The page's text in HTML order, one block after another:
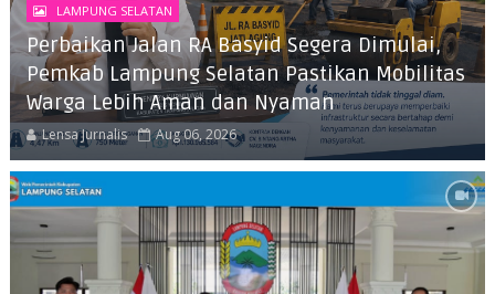
LAMPUNG SELATAN
Perbaikan Jalan RA Basyid Segera Dimulai,
Pemkab Lampung Selatan Pastikan Mobilitas
Warga Lebih Aman dan Nyaman
Lensa Jurnalis Aug 06, 2026